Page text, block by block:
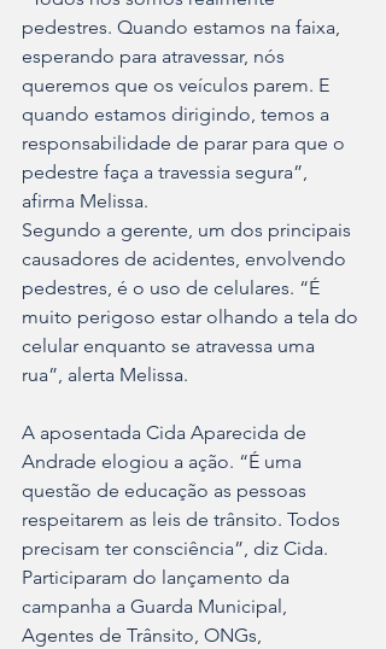
pedestres. Quando estamos na faixa,
esperando para atravessar, nós
queremos que os veículos parem. E
quando estamos dirigindo, temos a
responsabilidade de parar para que o
pedestre faça a travessia segura”,
afirma Melissa.
Segundo a gerente, um dos principais
causadores de acidentes, envolvendo
pedestres, é o uso de celulares. “É
muito perigoso estar olhando a tela do
celular enquanto se atravessa uma
rua”, alerta Melissa.
A aposentada Cida Aparecida de
Andrade elogiou a ação. “É uma
questão de educação as pessoas
respeitarem as leis de trânsito. Todos
precisam ter consciência”, diz Cida.
Participaram do lançamento da
campanha a Guarda Municipal,
Agentes de Trânsito, ONGs,